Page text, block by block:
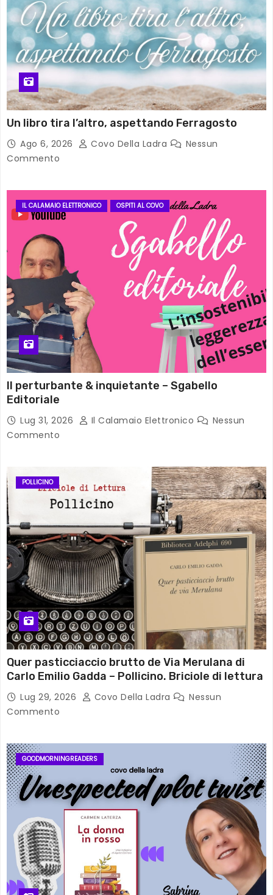
Un libro tira l’altro, aspettando Ferragosto
Ago 6, 2026 Covo Della Ladra
Nessun
Commento
IL CALAMAIO ELETTRONICO OSPITI AL COVO
Il perturbante & inquietante – Sgabello
Editoriale
Lug 31, 2026 Il Calamaio Elettronico
Nessun
Commento
POLLICINO
Quer pasticciaccio brutto de Via Merulana di
Carlo Emilio Gadda – Pollicino. Briciole di lettura
Lug 29, 2026 Covo Della Ladra
Nessun
Commento
GOODMORNINGREADERS